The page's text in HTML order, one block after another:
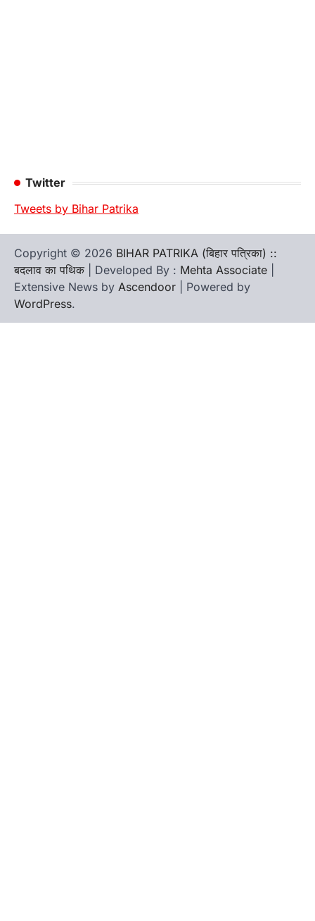
Twitter
Tweets by Bihar Patrika
Copyright © 2026 BIHAR PATRIKA (बिहार पत्रिका) ::
बदलाव का पथिक | Developed By : Mehta Associate
Extensive News by Ascendoor | Powered by
WordPress.